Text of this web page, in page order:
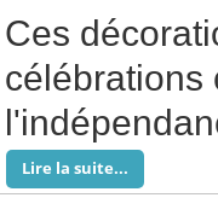
Ces
célébrations
Lire la suite...